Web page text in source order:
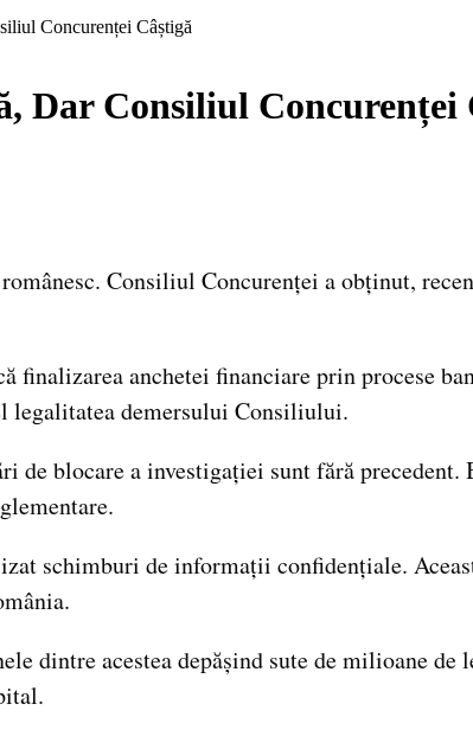
Concurenței Câștigă
Dar Consiliul Concurenței
Consiliul Concurenței a obținut,
anchetei financiare prin procese
legalitatea demersului Consiliului.
blocare a investigației sunt fără precedent.
schimburi de informații confidențiale.
dintre acestea depășind sute de milioane